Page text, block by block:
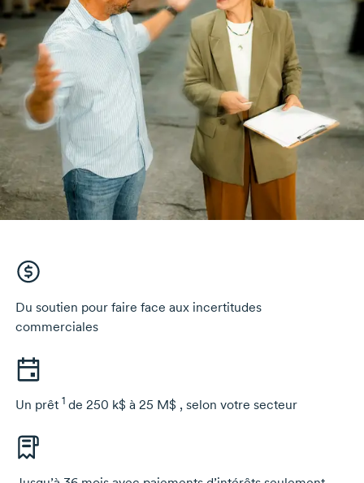
Du soutien pour faire face aux incertitudes
commerciales
Un prêt 1de 250 k$ à 25 M$ , selon votre secteur